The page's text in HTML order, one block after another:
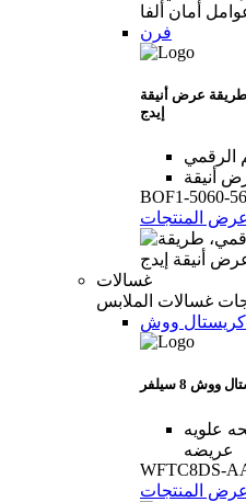
فرن
طريقة عرض أنيقة
إيدج
الرقمي
أنيقة
BOF1-5060-
عرض المنتجات
غسالات
غسالات الملابس
كريستال ووش
8 سيلفر
علويه
عريضه
WFTC8DS-
عرض المنتجات